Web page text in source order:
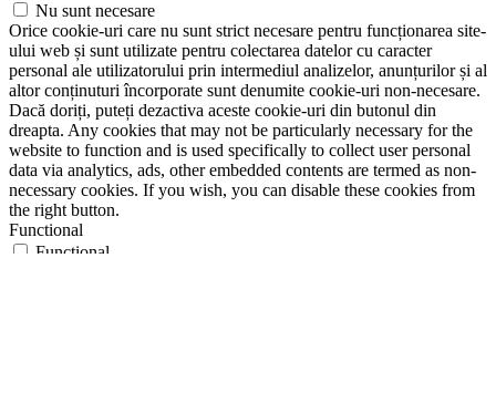
Nu sunt necesare
Orice cookie-uri care nu sunt strict necesare pentru funcționarea site-
ului web și sunt utilizate pentru colectarea datelor cu caracter
personal ale utilizatorului prin intermediul analizelor, anunțurilor și al
altor conținuturi încorporate sunt denumite cookie-uri non-necesare.
Dacă doriți, puteți dezactiva aceste cookie-uri din butonul din
dreapta. Any cookies that may not be particularly necessary for the
website to function and is used specifically to collect user personal
data via analytics, ads, other embedded contents are termed as non-
necessary cookies. If you wish, you can disable these cookies from
the right button.
Functional
Functional